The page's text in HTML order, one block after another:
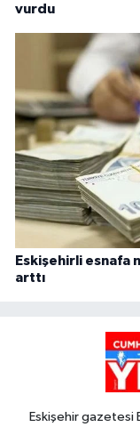
vurdu
Eskişehirli esnafa
arttı
Eskişehir gazetesi